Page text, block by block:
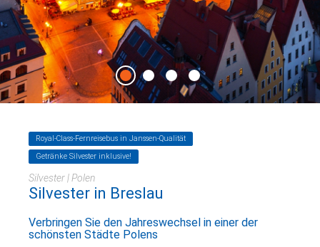
Royal-Class-Fernreisebus in Janssen-Qualität
Getränke Silvester inklusive!
Silvester | Polen
Silvester in Breslau
Verbringen Sie den Jahreswechsel in einer der
schönsten Städte Polens